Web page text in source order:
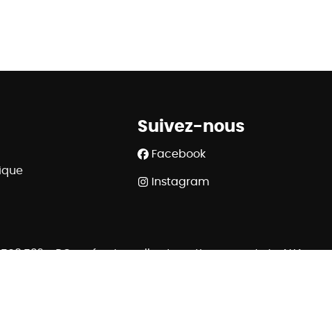
Suivez-nous
Facebook
Instagram
- RC professionnelle et cautionnement via AXA